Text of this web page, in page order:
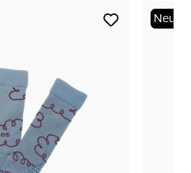
wenige verfügbar
wenige verfügbar
Neu